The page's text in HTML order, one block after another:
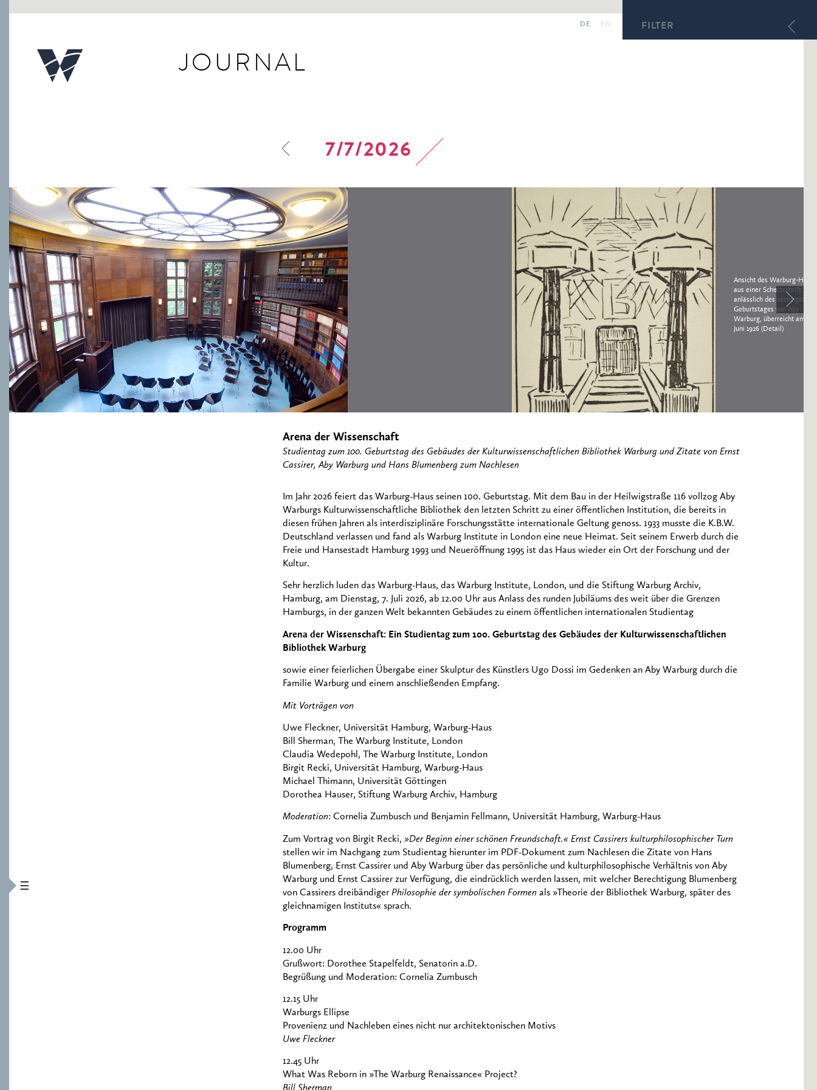
DE EN FILTER
JOURNAL
7/7/2026
Ansicht des Warburg-
aus einer Scherzschrift
anlässlich des sechzigsten
Geburtstages von Aby
Warburg, überreicht am 13.
Juni 1926 (Detail)
Arena der Wissenschaft
Studientag zum 100. Geburtstag des Gebäudes der Kulturwissenschaftlichen Bibliothek Warburg und Zitate von Ernst
Cassirer, Aby Warburg und Hans Blumenberg zum Nachlesen
Im Jahr 2026 feiert das Warburg-Haus seinen 100. Geburtstag. Mit dem Bau in der Heilwigstraße 116 vollzog Aby
Warburgs Kulturwissenschaftliche Bibliothek den letzten Schritt zu einer öffentlichen Institution, die bereits in
diesen frühen Jahren als interdisziplinäre Forschungsstätte internationale Geltung genoss. 1933 musste die K.B.W.
Deutschland verlassen und fand als Warburg Institute in London eine neue Heimat. Seit seinem Erwerb durch die
Freie und Hansestadt Hamburg 1993 und Neueröffnung 1995 ist das Haus wieder ein Ort der Forschung und der
Kultur.
Sehr herzlich luden das Warburg-Haus, das Warburg Institute, London, und die Stiftung Warburg Archiv,
Hamburg, am Dienstag, 7. Juli 2026, ab 12.00 Uhr aus Anlass des runden Jubiläums des weit über die Grenzen
Hamburgs, in der ganzen Welt bekannten Gebäudes zu einem öffentlichen internationalen Studientag
Arena der Wissenschaft: Ein Studientag zum 100. Geburtstag des Gebäudes der Kulturwissenschaftlichen
Bibliothek Warburg
sowie einer feierlichen Übergabe einer Skulptur des Künstlers Ugo Dossi im Gedenken an Aby Warburg durch die
Familie Warburg und einem anschließenden Empfang.
Mit Vorträgen von
Uwe Fleckner, Universität Hamburg, Warburg-Haus
Bill Sherman, The Warburg Institute, London
Claudia Wedepohl, The Warburg Institute, London
Birgit Recki, Universität Hamburg, Warburg-Haus
Michael Thimann, Universität Göttingen
Dorothea Hauser, Stiftung Warburg Archiv, Hamburg
Moderation: Cornelia Zumbusch und Benjamin Fellmann, Universität Hamburg, Warburg-Haus
Zum Vortrag von Birgit Recki, »Der Beginn einer schönen Freundschaft.« Ernst Cassirers kulturphilosophischer Turn
stellen wir im Nachgang zum Studientag hierunter im PDF-Dokument zum Nachlesen die Zitate von Hans
Blumenberg, Ernst Cassirer und Aby Warburg über das persönliche und kulturphilosophische Verhältnis von Aby
Warburg und Ernst Cassirer zur Verfügung, die eindrücklich werden lassen, mit welcher Berechtigung Blumenberg
von Cassirers dreibändiger Philosophie der symbolischen Formen als »Theorie der Bibliothek Warburg, später des
gleichnamigen Instituts« sprach.
Programm
12.00 Uhr
Grußwort: Dorothee Stapelfeldt, Senatorin a.D.
Begrüßung und Moderation: Cornelia Zumbusch
12.15 Uhr
Warburgs Ellipse
Provenienz und Nachleben eines nicht nur architektonischen Motivs
Uwe Fleckner
12.45 Uhr
What Was Reborn in »The Warburg Renaissance« Project?